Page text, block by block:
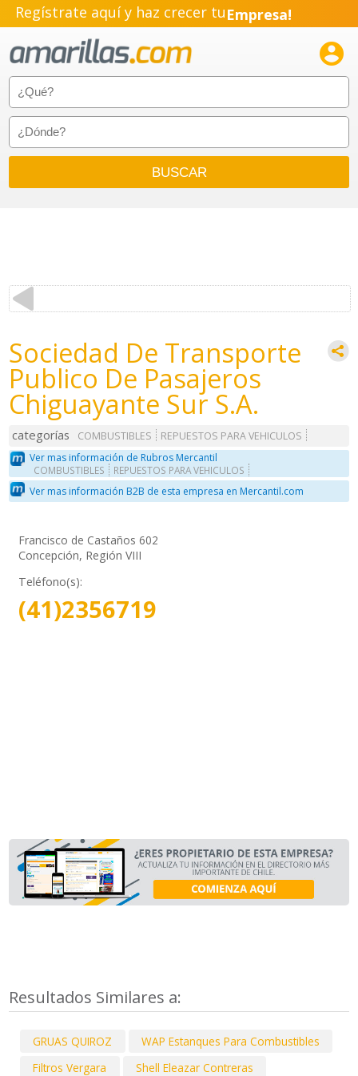
Regístrate aquí y haz crecer tuEmpresa!
Pyme!
Emprendimiento!

Sociedad De Transporte
Publico De Pasajeros
Chiguayante Sur S.A.
categorías COMBUSTIBLES
REPUESTOS PARA VEHICULOS
Ver mas información de Rubros Mercantil
COMBUSTIBLES REPUESTOS PARA VEHICULOS
Ver mas información B2B de esta empresa en Mercantil.com
Francisco de Castaños 602
Concepción, Región VIII
Teléfono(s):
(41)2356719
Resultados Similares a:
GRUAS QUIROZ
WAP Estanques Para Combustibles
Filtros Vergara
Shell Eleazar Contreras